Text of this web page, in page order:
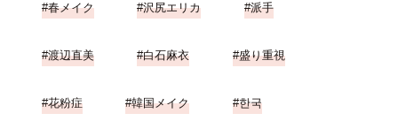
春メイク 沢尻エリカ 派手
渡辺直美 白石麻衣 盛り重視
花粉症 韓国メイク 한국